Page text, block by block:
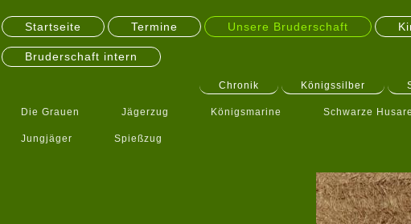
Startseite Termine Unsere Bruderschaft
Bruderschaft intern
Chronik Königssilber
Die Grauen Jägerzug Königsmarine Schwarze
Jungjäger Spießzug